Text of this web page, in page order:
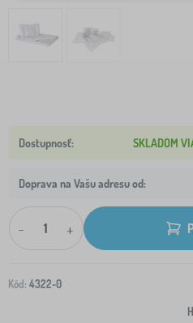
SKLADOM
Doprava na Vašu adresu od:
- +
Kód: 4322-0